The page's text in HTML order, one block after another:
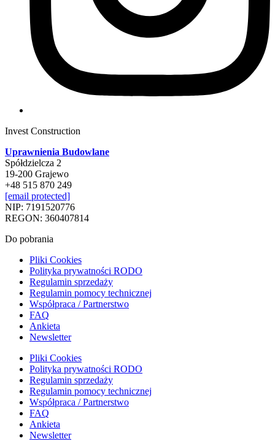
Invest Construction
Uprawnienia Budowlane
Spółdzielcza 2
19-200 Grajewo
+48 515 870 249
[email protected]
NIP: 7191520776
REGON: 360407814
Do pobrania
Pliki Cookies
Polityka prywatności RODO
Regulamin sprzedaży
Regulamin pomocy technicznej
Współpraca / Partnerstwo
FAQ
Ankieta
Newsletter
Pliki Cookies
Polityka prywatności RODO
Regulamin sprzedaży
Regulamin pomocy technicznej
Współpraca / Partnerstwo
FAQ
Ankieta
Newsletter